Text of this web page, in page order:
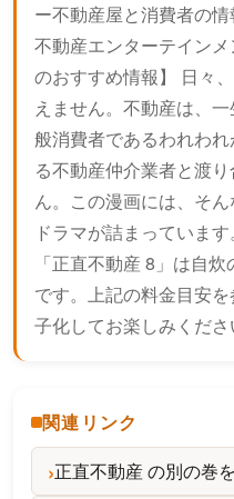
ー不動産屋と消費者の
不動産エンターテイン
のおすすめ情報】 日々
えません。不動産は、
般消費者であるわれわ
る不動産仲介業者と渡
ん。この漫画には、そ
ドラマが詰まっています。
「正直不動産 8」は自
です。上記の料金目安
子化してお楽しみくださ
関連リンク
正直不動産 の別の巻